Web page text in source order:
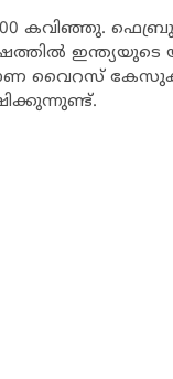
കവിഞ്ഞു.
ഇന്ത്യയുടെ
വൈറസ്